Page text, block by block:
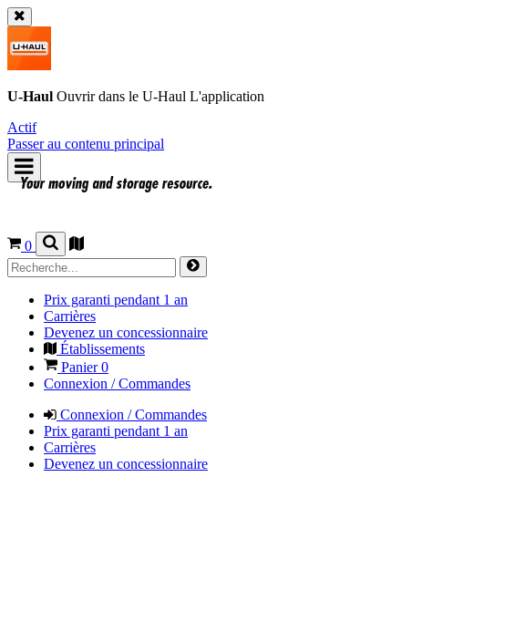
U-Haul Ouvrir dans le U-Haul L'application
Actif
Passer au contenu principal
0
Prix garanti pendant 1 an
Carrières
Devenez un concessionnaire
Établissements
Panier0
Connexion / Commandes
Connexion / Commandes
Prix garanti pendant 1 an
Carrières
Devenez un concessionnaire